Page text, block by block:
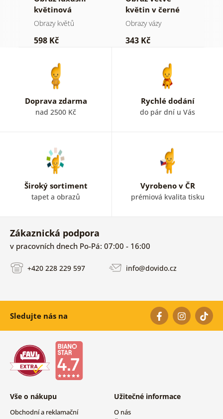
květinová
harmonie
Obrazy květů
598 Kč
květin v černé
váze
Obrazy vázy
343 Kč
Doprava zdarma
nad 2500 Kč
Rychlé dodání
do pár dní u Vás
Široký sortiment
tapet a obrazů
Vyrobeno v ČR
prémiová kvalita tisku
Zákaznická podpora
v pracovních dnech Po-Pá: 07:00 - 16:00
+420 228 229 597 info@dovido.cz
Sledujte nás na
Vše o nákupu
Obchodní a reklamační
Užitečné informace
O nás